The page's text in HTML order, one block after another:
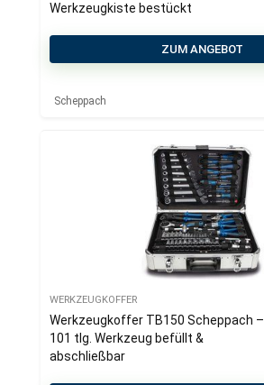
Werkzeugkiste bestückt
ZUM ANGEBOT
Scheppach
WERKZEUGKOFFER
Werkzeugkoffer TB150 Scheppach –
101 tlg. Werkzeug befüllt &
abschließbar